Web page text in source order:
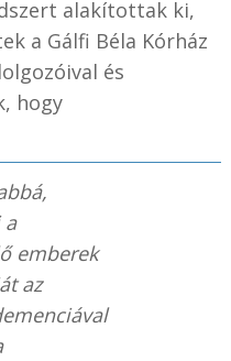
alakítottak ki,
a Gálfi Béla Kórház
és
hogy
a
emberek
az